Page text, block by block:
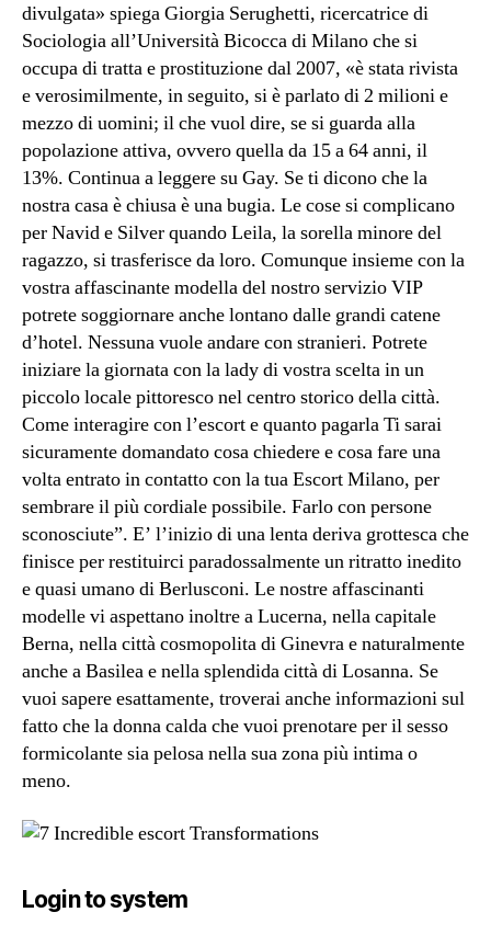
divulgata» spiega Giorgia Serughetti, ricercatrice di
Sociologia all’Università Bicocca di Milano che si
occupa di tratta e prostituzione dal 2007, «è stata rivista
e verosimilmente, in seguito, si è parlato di 2 milioni e
mezzo di uomini; il che vuol dire, se si guarda alla
popolazione attiva, ovvero quella da 15 a 64 anni, il
13%. Continua a leggere su Gay. Se ti dicono che la
nostra casa è chiusa è una bugia. Le cose si complicano
per Navid e Silver quando Leila, la sorella minore del
ragazzo, si trasferisce da loro. Comunque insieme con la
vostra affascinante modella del nostro servizio VIP
potrete soggiornare anche lontano dalle grandi catene
d’hotel. Nessuna vuole andare con stranieri. Potrete
iniziare la giornata con la lady di vostra scelta in un
piccolo locale pittoresco nel centro storico della città.
Come interagire con l’escort e quanto pagarla Ti sarai
sicuramente domandato cosa chiedere e cosa fare una
volta entrato in contatto con la tua Escort Milano, per
sembrare il più cordiale possibile. Farlo con persone
sconosciute”. E’ l’inizio di una lenta deriva grottesca che
finisce per restituirci paradossalmente un ritratto inedito
e quasi umano di Berlusconi. Le nostre affascinanti
modelle vi aspettano inoltre a Lucerna, nella capitale
Berna, nella città cosmopolita di Ginevra e naturalmente
anche a Basilea e nella splendida città di Losanna. Se
vuoi sapere esattamente, troverai anche informazioni sul
fatto che la donna calda che vuoi prenotare per il sesso
formicolante sia pelosa nella sua zona più intima o
meno.
Login to system